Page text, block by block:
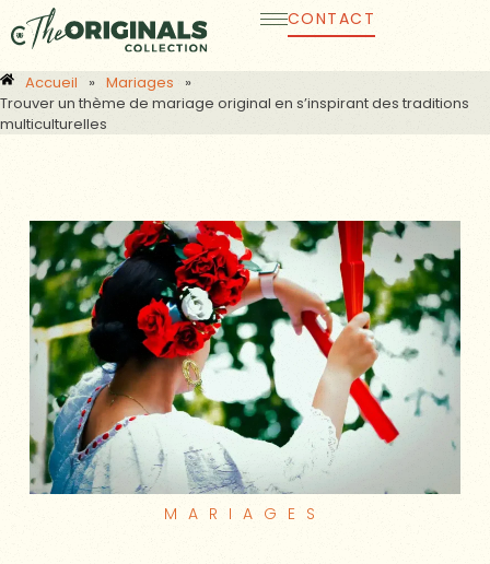
au
contenu
CONTACT
Accueil » Mariages
»
Trouver un thème de mariage original en s’inspirant des traditions
multiculturelles
MARIAGES